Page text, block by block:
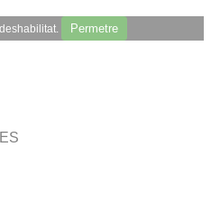
Permetre